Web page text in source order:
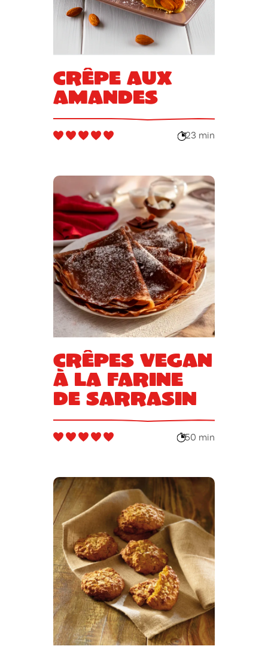
Crêpe aux
amandes
23 min
Crêpes vegan
à la farine
de sarrasin
50 min